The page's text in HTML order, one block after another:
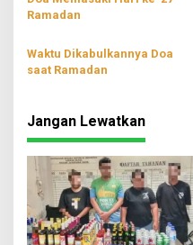
Ramadan
Waktu Dikabulkannya Doa
saat Ramadan
Jangan Lewatkan